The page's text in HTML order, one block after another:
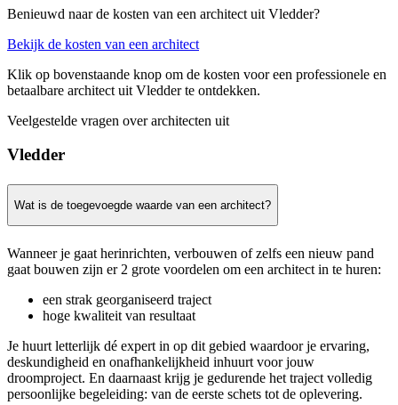
Benieuwd naar de kosten van een architect uit Vledder?
Bekijk de kosten van een architect
Klik op bovenstaande knop om de kosten voor een professionele en
betaalbare architect uit Vledder te ontdekken.
Veelgestelde vragen over architecten uit
Vledder
Wat is de toegevoegde waarde van een architect?
Wanneer je gaat herinrichten, verbouwen of zelfs een nieuw pand
gaat bouwen zijn er 2 grote voordelen om een architect in te huren:
een strak georganiseerd traject
hoge kwaliteit van resultaat
Je huurt letterlijk dé expert in op dit gebied waardoor je ervaring,
deskundigheid en onafhankelijkheid inhuurt voor jouw
droomproject. En daarnaast krijg je gedurende het traject volledig
persoonlijke begeleiding: van de eerste schets tot de oplevering.